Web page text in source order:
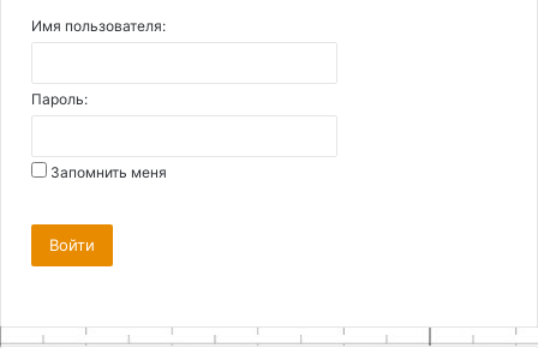
Имя пользователя:
Пароль:
Запомнить меня
Войти